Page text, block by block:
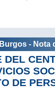
- Nota
DEL
DE